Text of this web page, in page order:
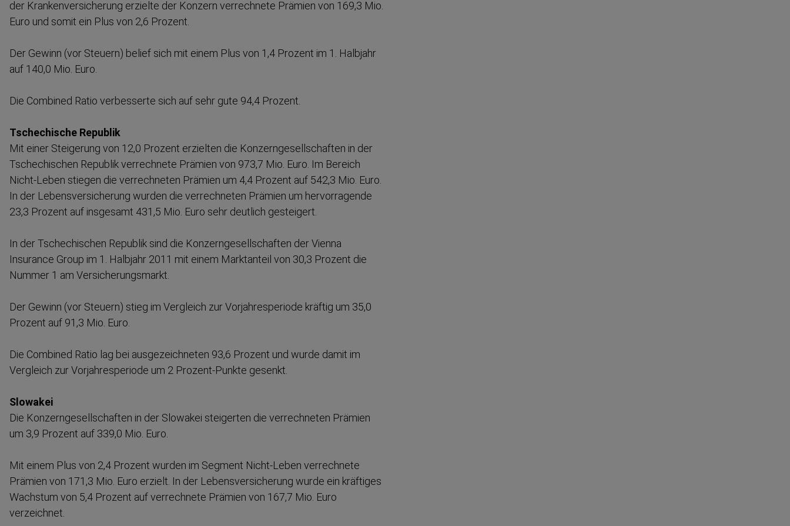
der Kranken­ver­si­cherung erzielte der Konzern verrechnete Prämien von 169,3 Mio.
Euro und somit ein Plus von 2,6 Prozent.
Der Gewinn (vor Steuern) belief sich mit einem Plus von 1,4 Prozent im 1. Halbjahr
auf 140,0 Mio. Euro.
Die Combined Ratio verbesserte sich auf sehr gute 94,4 Prozent.
Tschechische Republik
Mit einer Steigerung von 12,0 Prozent erzielten die Konzern­ge­sell­schaften in der
Tschechischen Republik verrechnete Prämien von 973,7 Mio. Euro. Im Bereich
Nicht-Leben stiegen die verrechneten Prämien um 4,4 Prozent auf 542,3 Mio. Euro.
In der Lebens­ver­si­cherung wurden die verrechneten Prämien um hervor­ragende
23,3 Prozent auf insgesamt 431,5 Mio. Euro sehr deutlich gesteigert.
In der Tschechischen Republik sind die Konzern­ge­sell­schaften der Vienna
Insurance Group im 1. Halbjahr 2011 mit einem Marktanteil von 30,3 Prozent die
Nummer 1 am Versiche­rungsmarkt.
Der Gewinn (vor Steuern) stieg im Vergleich zur Vorjah­res­periode kräftig um 35,0
Prozent auf 91,3 Mio. Euro.
Die Combined Ratio lag bei ausgezeichneten 93,6 Prozent und wurde damit im
Vergleich zur Vorjah­res­periode um 2 Prozent-​Punkte gesenkt.
Slowakei
Die Konzern­ge­sell­schaften in der Slowakei steigerten die verrechneten Prämien
um 3,9 Prozent auf 339,0 Mio. Euro.
Mit einem Plus von 2,4 Prozent wurden im Segment Nicht-Leben verrechnete
Prämien von 171,3 Mio. Euro erzielt. In der Lebens­ver­si­cherung wurde ein kräftiges
Wachstum von 5,4 Prozent auf verrechnete Prämien von 167,7 Mio. Euro
verzeichnet.